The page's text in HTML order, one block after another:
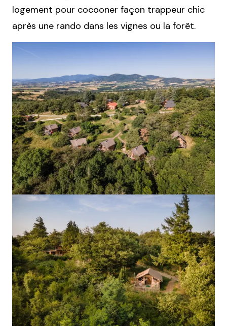
logement pour cocooner façon trappeur chic
après une rando dans les vignes ou la forêt.